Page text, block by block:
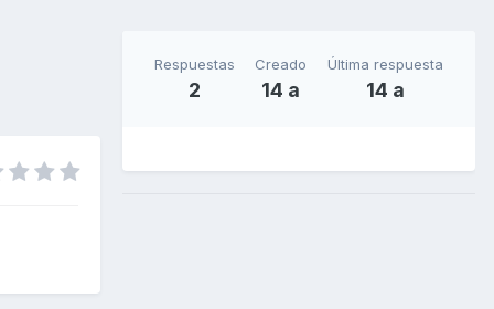
Respuestas
2
Creado
14 a
Última respuesta
14 a